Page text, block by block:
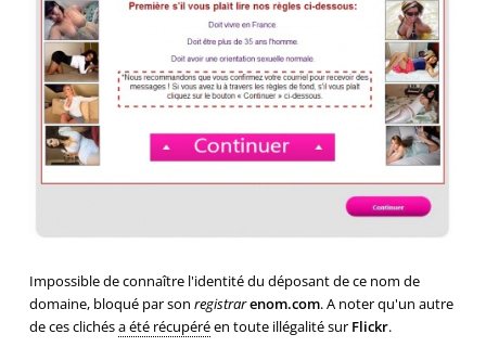
Impossible de connaître l'identité du déposant de ce nom de
domaine, bloqué par son registrarenom.com. A noter qu'un autre
de ces clichésa été récupéréen toute illégalité sur Flickr.